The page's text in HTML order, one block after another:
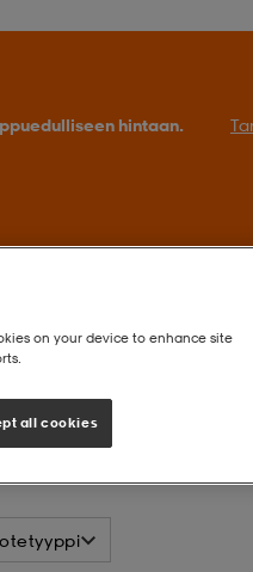
hintaan.
on your device to enhance site
all cookies